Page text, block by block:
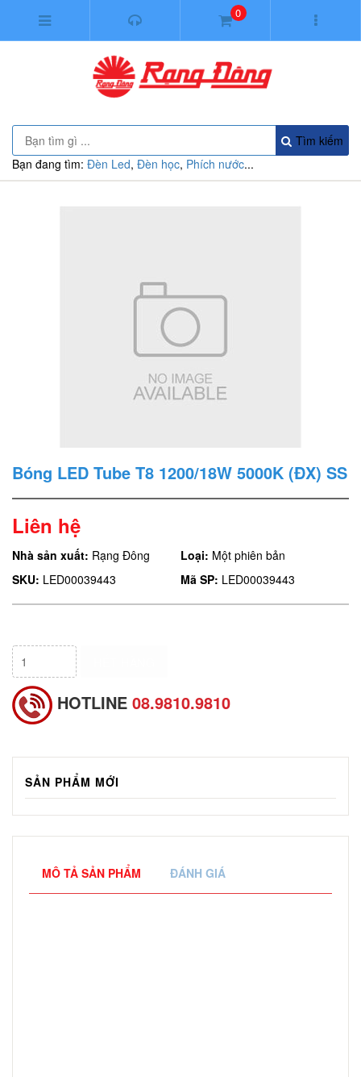
0
Tìm kiếm
Bạn đang tìm: Đèn Led, Đèn học, Phích nước...
Bóng LED Tube T8 1200/18W 5000K (ĐX) SS
Liên hệ
Nhà sản xuất: Rạng Đông Loại: Một phiên bản
SKU: LED00039443 Mã SP: LED00039443
HOTLINE 08.9810.9810
SẢN PHẨM MỚI
MÔ TẢ SẢN PHẨM ĐÁNH GIÁ